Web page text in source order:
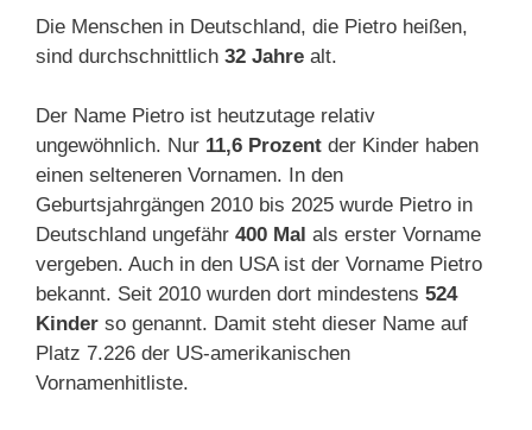
Die Menschen in Deutschland, die Pietro heißen,
sind durchschnittlich 32 Jahre alt.
Der Name Pietro ist heutzutage relativ
ungewöhnlich. Nur 11,6 Prozent der Kinder haben
einen selteneren Vornamen. In den
Geburtsjahrgängen 2010 bis 2025 wurde Pietro in
Deutschland ungefähr 400 Mal als erster Vorname
vergeben. Auch in den USA ist der Vorname Pietro
bekannt. Seit 2010 wurden dort mindestens 524
Kinder so genannt. Damit steht dieser Name auf
Platz 7.226 der US-amerikanischen
Vornamenhitliste.